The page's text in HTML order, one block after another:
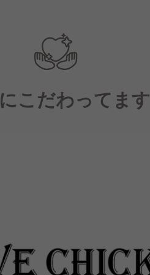
こだわってます